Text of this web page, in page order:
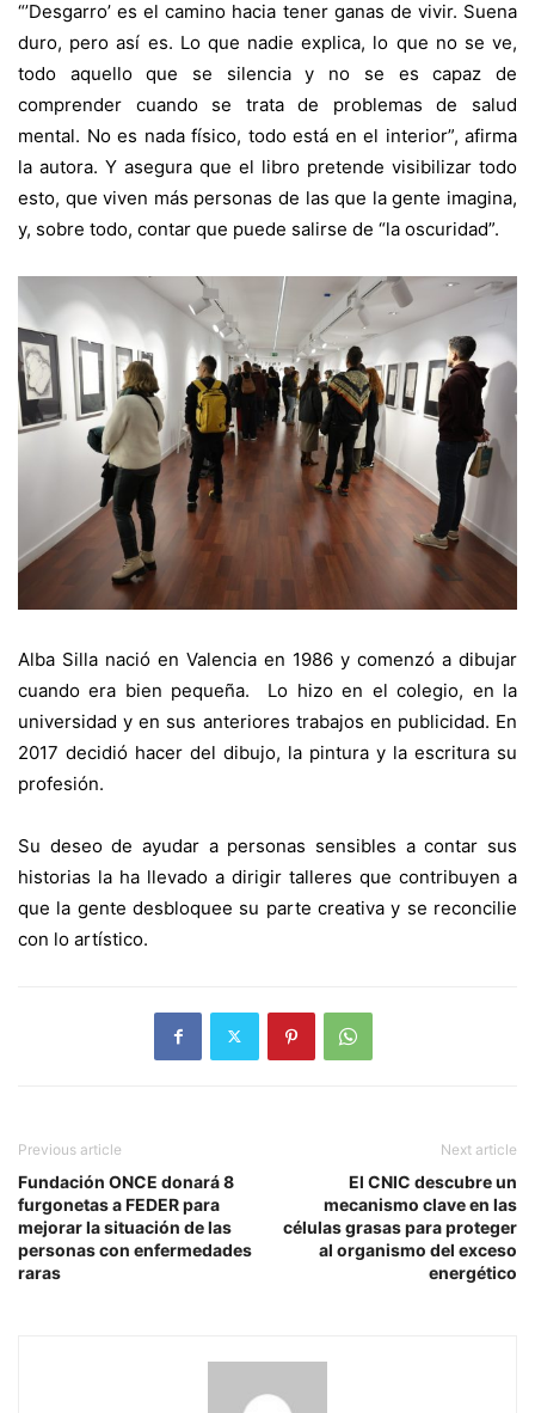
“’Desgarro’ es el camino hacia tener ganas de vivir. Suena
duro, pero así es. Lo que nadie explica, lo que no se ve,
todo aquello que se silencia y no se es capaz de
comprender cuando se trata de problemas de salud
mental. No es nada físico, todo está en el interior”, afirma
la autora. Y asegura que el libro pretende visibilizar todo
esto, que viven más personas de las que la gente imagina,
y, sobre todo, contar que puede salirse de “la oscuridad”.
Alba Silla nació en Valencia en 1986 y comenzó a dibujar
cuando era bien pequeña. Lo hizo en el colegio, en la
universidad y en sus anteriores trabajos en publicidad. En
2017 decidió hacer del dibujo, la pintura y la escritura su
profesión.
Su deseo de ayudar a personas sensibles a contar sus
historias la ha llevado a dirigir talleres que contribuyen a
que la gente desbloquee su parte creativa y se reconcilie
con lo artístico.
Previous article
Fundación ONCE donará 8
furgonetas a FEDER para
mejorar la situación de las
personas con enfermedades
raras
Next article
El CNIC descubre un
mecanismo clave en las
células grasas para proteger
al organismo del exceso
energético